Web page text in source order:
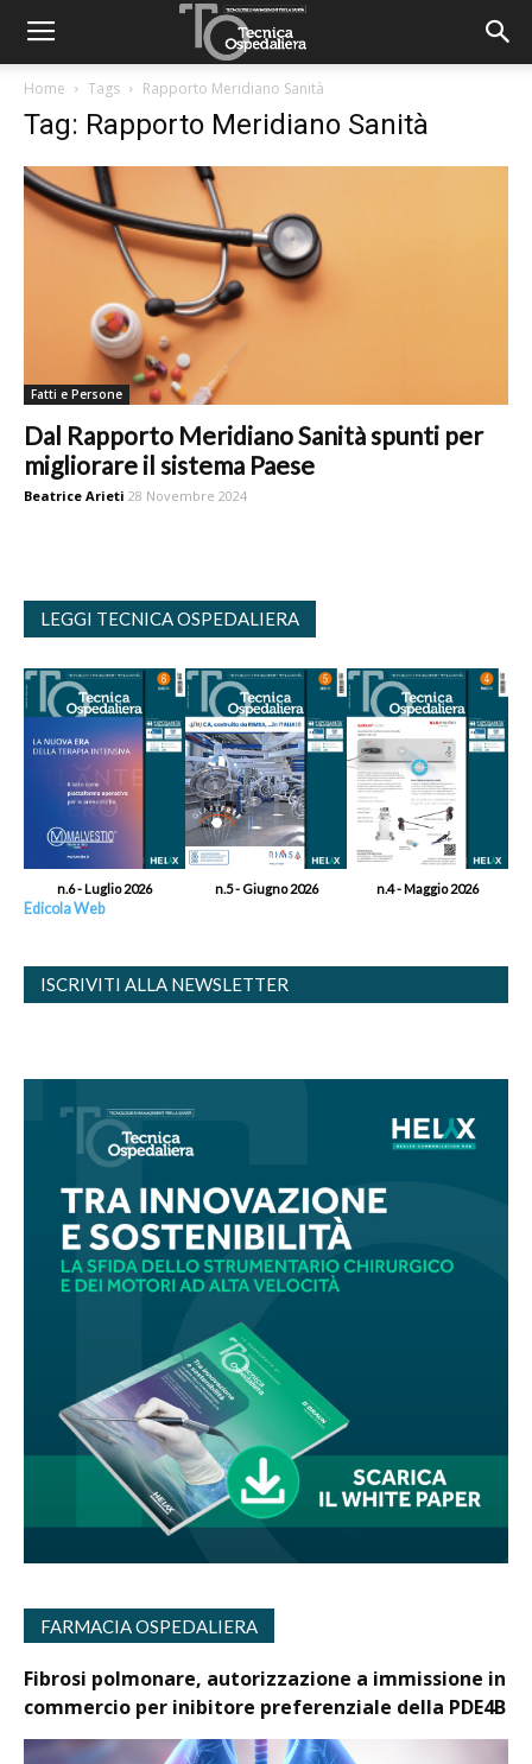
Home Tags Rapporto Meridiano Sanità
Tag: Rapporto Meridiano Sanità
Fatti e Persone
Dal Rapporto Meridiano Sanità spunti per
migliorare il sistema Paese
Beatrice Arieti 28 Novembre 2024
LEGGI TECNICA OSPEDALIERA
n.6 - Luglio 2026 n.5 - Giugno 2026 n.4 - Maggio 2026
Edicola Web
ISCRIVITI ALLA NEWSLETTER
FARMACIA OSPEDALIERA
Fibrosi polmonare, autorizzazione a immissione in
commercio per inibitore preferenziale della PDE4B